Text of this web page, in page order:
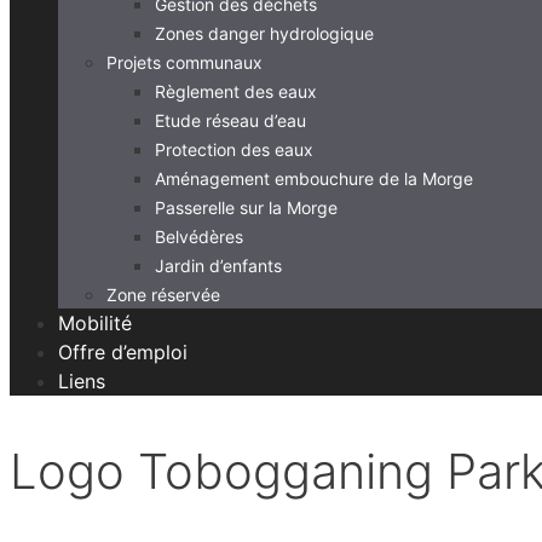
Zones danger hydrologique
Projets communaux
Règlement des eaux
Etude réseau d’eau
Protection des eaux
Aménagement embouchure de la Morge
Passerelle sur la Morge
Belvédères
Jardin d’enfants
Zone réservée
Mobilité
Offre d’emploi
Liens
Logo Tobogganing